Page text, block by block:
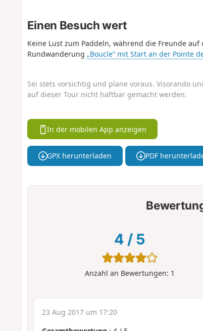
Einen Besuch wert
Keine Lust zum Paddeln, während die Freunde
Rundwanderung „Boucle“ mit Start an der Pointe
Sei stets vorsichtig und plane voraus. Visorando
auf dieser Tour nicht haftbar gemacht werden.
In der mobilen App anzeigen
GPX herunterladen PDF
4 / 5
Anzahl an Bewertungen: 1
23 Aug 2017 um 17:20